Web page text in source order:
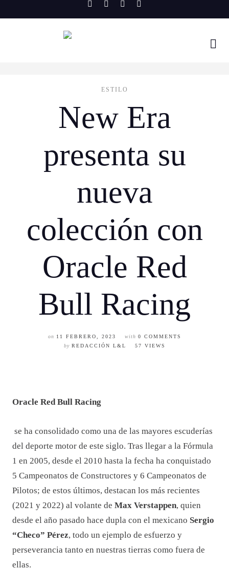
to
ESTILO
New Era
presenta su
nueva
colección con
Oracle Red
Bull Racing
on 11 FEBRERO, 2023 with 0 COMMENTS
by REDACCIÓN L&L 57 VIEWS
Oracle Red Bull Racing
se ha consolidado como una de las mayores escuderías
del deporte motor de este siglo. Tras llegar a la Fórmula
1 en 2005, desde el 2010 hasta la fecha ha conquistado
5 Campeonatos de Constructores y 6 Campeonatos de
Pilotos; de estos últimos, destacan los más recientes
(2021 y 2022) al volante de Max Verstappen, quien
desde el año pasado hace dupla con el mexicano Sergio
“Checo” Pérez, todo un ejemplo de esfuerzo y
perseverancia tanto en nuestras tierras como fuera de
ellas.